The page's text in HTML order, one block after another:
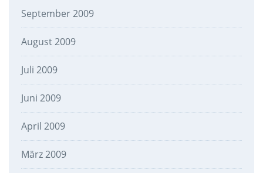
September 2009
August 2009
Juli 2009
Juni 2009
April 2009
März 2009